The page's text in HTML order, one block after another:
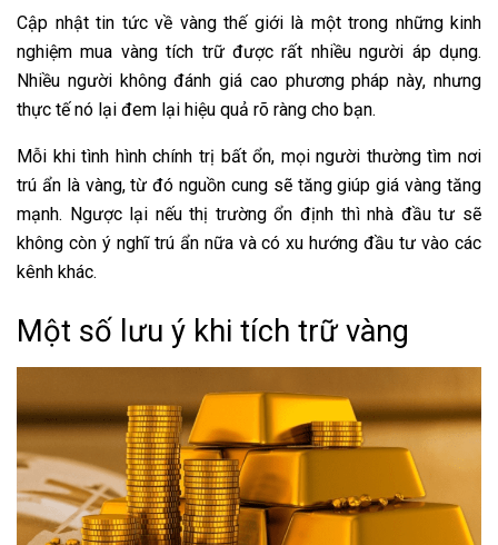
Cập nhật tin tức về vàng thế giới là một trong những kinh
nghiệm mua vàng tích trữ được rất nhiều người áp dụng.
Nhiều người không đánh giá cao phương pháp này, nhưng
thực tế nó lại đem lại hiệu quả rõ ràng cho bạn.
Mỗi khi tình hình chính trị bất ổn, mọi người thường tìm nơi
trú ẩn là vàng, từ đó nguồn cung sẽ tăng giúp giá vàng tăng
mạnh. Ngược lại nếu thị trường ổn định thì nhà đầu tư sẽ
không còn ý nghĩ trú ẩn nữa và có xu hướng đầu tư vào các
kênh khác.
Một số lưu ý khi tích trữ vàng